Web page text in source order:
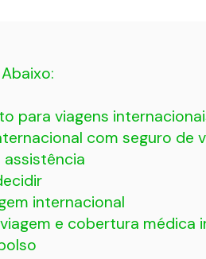
para viagens
com seguro de
assistência
internacional
e cobertura médica